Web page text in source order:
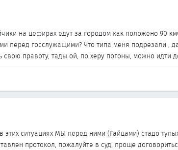
на цефирах едут за городом как положено 90
перед госслужащими? Что типа меня подрезали ,
правоту, тады ой, по херу погоны, можно идти
этих ситуациях МЫ перед ними (Гайцами) стадо
протокол, пожалуйте в суд, проще